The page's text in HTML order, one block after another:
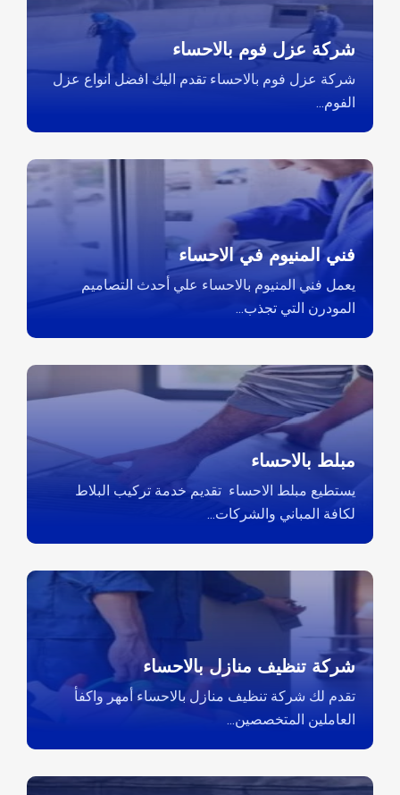
شركة عزل فوم بالاحساء
شركة عزل فوم بالاحساء تقدم اليك افضل انواع عزل
الفوم...
فني المنيوم في الاحساء
يعمل فني المنيوم بالاحساء علي أحدث التصاميم
المودرن التي تجذب...
مبلط بالاحساء
يستطيع مبلط الاحساء تقديم خدمة تركيب البلاط
لكافة المباني والشركات...
شركة تنظيف منازل بالاحساء
تقدم لك شركة تنظيف منازل بالاحساء أمهر واكفأ
العاملين المتخصصين...